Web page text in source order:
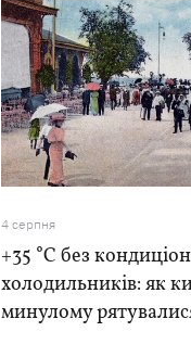
4 серпня
+35 °C без
холодильників: як
минулому